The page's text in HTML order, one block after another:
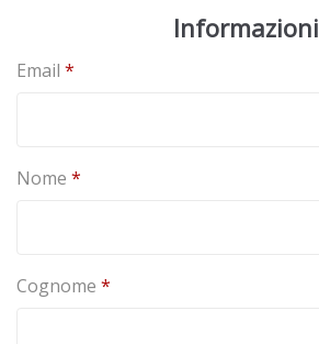
e
n
l
Informazioni
Email *
Nome *
Cognome *